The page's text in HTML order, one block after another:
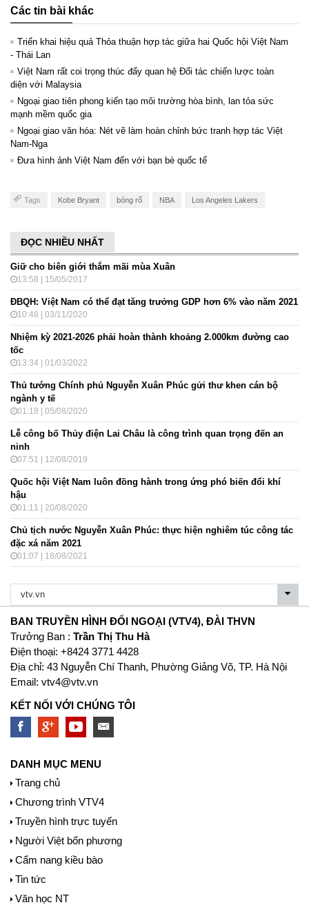
Các tin bài khác
Triển khai hiệu quả Thỏa thuận hợp tác giữa hai Quốc hội Việt Nam
- Thái Lan
Việt Nam rất coi trọng thúc đẩy quan hệ Đối tác chiến lược toàn
diện với Malaysia
Ngoại giao tiên phong kiến tạo môi trường hòa bình, lan tỏa sức
mạnh mềm quốc gia
Ngoại giao văn hóa: Nét vẽ làm hoàn chỉnh bức tranh hợp tác Việt
Nam-Nga
Đưa hình ảnh Việt Nam đến với bạn bè quốc tế
Tags Kobe Bryant bóng rổ NBA Los Angeles Lakers
ĐỌC NHIỀU NHẤT
Giữ cho biên giới thắm mãi mùa Xuân
13:58 | 15/05/2017
ĐBQH: Việt Nam có thể đạt tăng trưởng GDP hơn 6% vào năm 2021
10:48 | 03/11/2020
Nhiệm kỳ 2021-2026 phải hoàn thành khoảng 2.000km đường cao
tốc
13:34 | 01/03/2022
Thủ tướng Chính phủ Nguyễn Xuân Phúc gửi thư khen cán bộ
ngành y tế
01:18 | 05/08/2020
Lễ công bố Thủy điện Lai Châu là công trình quan trọng đến an
ninh
07:51 | 12/08/2019
Quốc hội Việt Nam luôn đồng hành trong ứng phó biến đổi khí
hậu
01:11 | 20/08/2020
Chủ tịch nước Nguyễn Xuân Phúc: thực hiện nghiêm túc công tác
đặc xá năm 2021
01:07 | 18/08/2021
BAN TRUYỀN HÌNH ĐỐI NGOẠI (VTV4), ĐÀI THVN
Trưởng Ban : Trần Thị Thu Hà
Ðiện thoại: +8424 3771 4428
Địa chỉ: 43 Nguyễn Chí Thanh, Phường Giảng Võ, TP. Hà Nội
Email: vtv4@vtv.vn
KẾT NỐI VỚI CHÚNG TÔI
DANH MỤC MENU
Trang chủ
Chương trình VTV4
Truyền hình trực tuyến
Người Việt bốn phương
Cẩm nang kiều bào
Tin tức
Văn học NT